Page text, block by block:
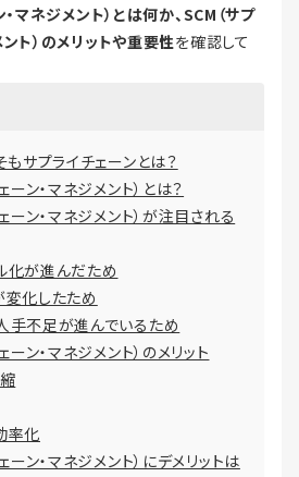
マネジメント）とは何か、SCM（サプ
ト）のメリットや重要性を確認して
サプライチェーンとは？
ーン・マネジメント）とは？
ーン・マネジメント）が注目される
化が進んだため
変化したため
手不足が進んでいるため
ーン・マネジメント）のメリット
率化
ーン・マネジメント）にデメリットは